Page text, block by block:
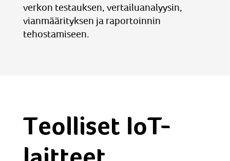
verkon testauksen, vertailuanalyysin,
vianmäärityksen ja raportoinnin
tehostamiseen.
Teolliset IoT-